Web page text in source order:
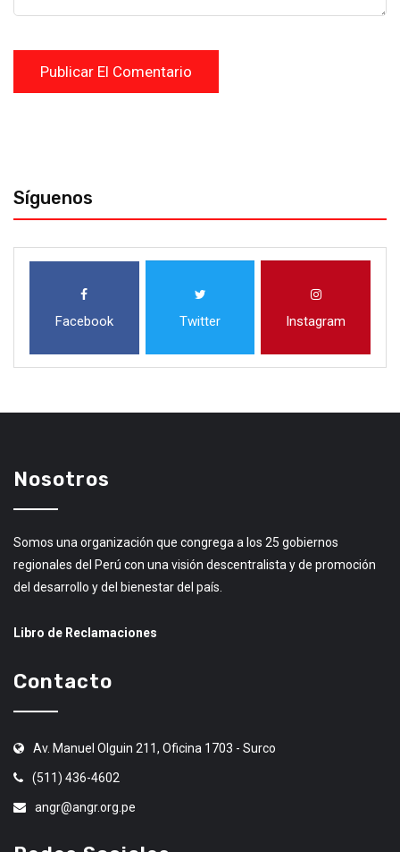
Síguenos
Facebook Twitter Instagram
Nosotros
Somos una organización que congrega a los 25 gobiernos
regionales del Perú con una visión descentralista y de promoción
del desarrollo y del bienestar del país.
Libro de Reclamaciones
Contacto
Av. Manuel Olguin 211, Oficina 1703 - Surco
(511) 436-4602
angr@angr.org.pe